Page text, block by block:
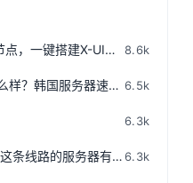
【零基础】搭建V2ray节点，一键搭建X-UI面板，目前最简单、最安全、最稳定的专属节点搭建方法，晚高峰高速稳定，4K秒开的科学上网 8.6k
韩国服务器线路速度怎么样？韩国服务器速度测评 6.5k
6.3k
什么是韩国KT服务器？这条线路的服务器有哪些特点？6.3k